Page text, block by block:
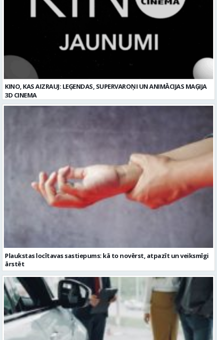
KINO, KAS AIZRAUJ: LEĢENDAS, SUPERVAROŅI UN ANIMĀCIJAS MAĢIJA
3D CINEMA
Plaukstas locītavas sastiepums: kā to novērst, atpazīt un veiksmīgi
ārstēt